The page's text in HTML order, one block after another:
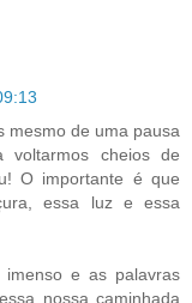
mesmo de uma pausa
voltarmos cheios de
O importante é que
essa luz e essa
e as palavras
nossa caminhada